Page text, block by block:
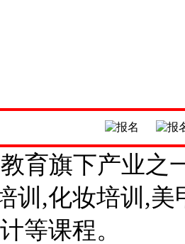
育旗下产业之
训,化妆培训,
等课程。